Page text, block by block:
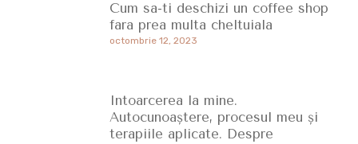
Cum sa-ti deschizi un coffee shop
fara prea multa cheltuiala
octombrie 12, 2023
Intoarcerea la mine.
Autocunoaștere, procesul meu și
terapiile aplicate. Despre